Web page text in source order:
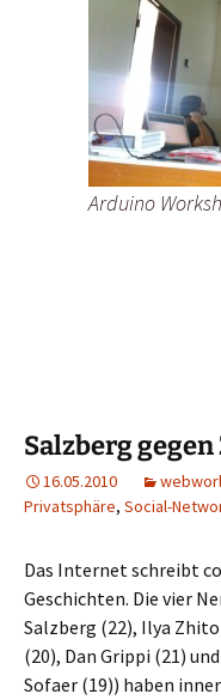
Arduino
Salzberg
16.05.2010
Privatsphäre, Social-
Das Internet schreibt
Geschichten. Die vier
Salzberg (22), Ilya
(20), Dan Grippi (21)
Sofaer (19)) haben